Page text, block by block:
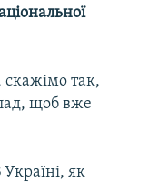
скажімо так,
щоб вже
як